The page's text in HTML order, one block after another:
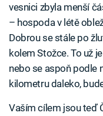
vesnici zbyla menší
– hospoda v létě
Dobrou se stále po
kolem Stožce. To už
nebo se aspoň podle
kilometru daleko,
Vaším cílem jsou teď